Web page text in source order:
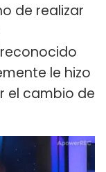
de realizar
le hizo
el cambio de